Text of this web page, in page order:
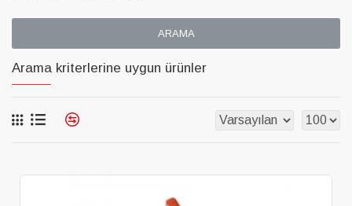
ARAMA
Arama kriterlerine uygun ürünler